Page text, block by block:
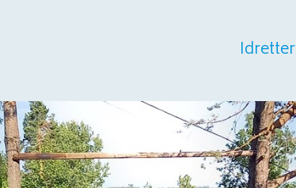
Idretter